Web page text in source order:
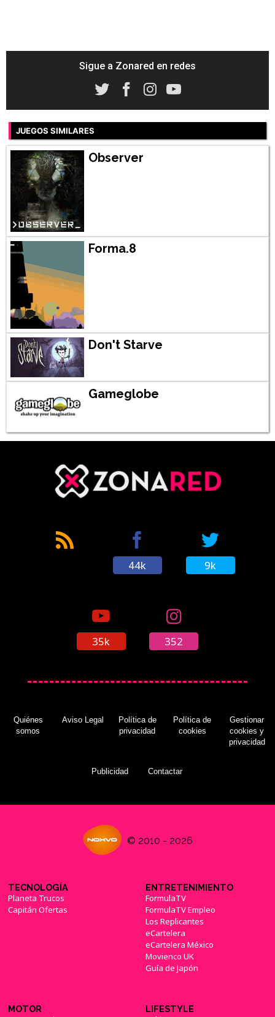
Sigue a Zonared en redes
JUEGOS SIMILARES
Observer
Forma.8
Don't Starve
Gameglobe
44k 9k
35k 352
Quiénes
somos
Aviso Legal
Política de
privacidad
Política de
cookies
Gestionar
cookies y
privacidad
Publicidad Contactar
© 2010 - 2026
TECNOLOGÍA
Planeta Trucos
Capitán Ofertas
ENTRETENIMIENTO
FormulaTV
FormulaTV Empleo
Los Replicantes
eCartelera
eCartelera México
Movienco UK
Guía de Japón
MOTOR LIFESTYLE